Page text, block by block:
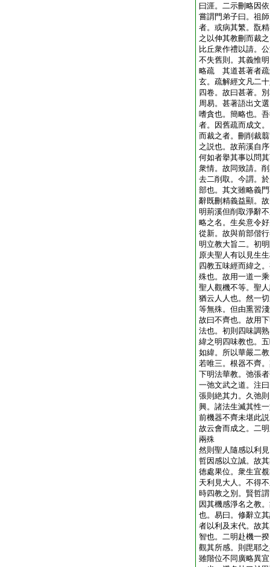
曰涯。二示刪略因依
嘗謂門弟子曰。祖
者。或病其繁。翫
之以伸其教刪而裁
比丘衆作禮以請。
不失舊則。其義惟
略疏 其道甚著者疏
玄。疏解經文凡二
四卷。故曰甚著。
周易。甚著語出文
嗜貪也。簡略也。
者。因舊疏而成文
而裁之者。刪削裁
之説也。故荊溪自
何如者擧其事以問
衆情。故同致請。
去二削取。今謂。
部也。其文雖略義
辭既刪精義益顯。
明荊溪但削取淨辭
略之名。生矣意令
從新。故與前部偕
明立教大旨二。初
原夫聖人有以見生
四教五味經而緯之
殊也。故用一道一
聖人觀機不等。聖
猶云人人也。然一
等無殊。但由熏習
故曰不齊也。故用
法也。初則四味調
緯之明四味教也。
如緯。所以華嚴二
若唯三。根器不齊
下明法華教。弛張
一弛文武之道。注
張則絶其力。久弛
興。諸法生滅其性
前機器不齊未堪此
故云會而成之。二
兩殊
然則聖人隨感以利
哲因感以立誠。故
徳處果位。衆生宜
天利見大人。不得
時四教之別。賢哲
因其機感淨名之教
也。易曰。修辭立
者以利及末代。故
智也。二明赴機一揆
觀其所感。則毘耶
雖階位不同廣略異